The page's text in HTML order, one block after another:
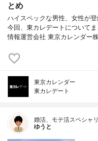
とめ
ハイスペックな男性、女性が
今回、東カレデートについて
情報運営会社 東京カレンダー
東京カレンダー
東カレデート
婚活、モテ活スペシャ
ゆうと